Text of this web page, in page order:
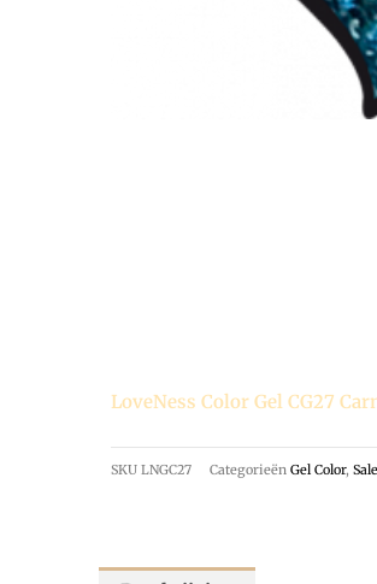
LoveNess Color Gel CG27
SKU LNGC27 Categorieën Gel Color, Sale